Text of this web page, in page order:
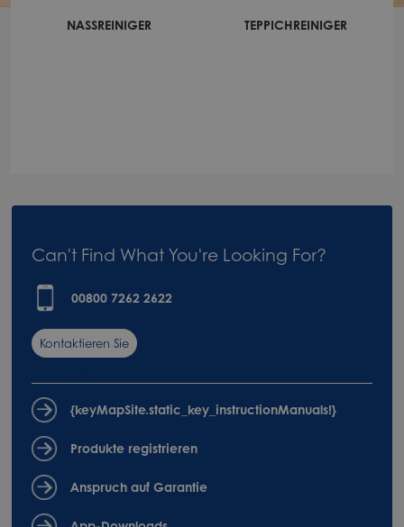
NASSREINIGER TEPPICHREINIGER
Can't Find What You're Looking For?
00800 7262 2622
Kontaktieren Sie
{keyMapSite.static_key_instructionManuals!}
Produkte registrieren
Anspruch auf Garantie